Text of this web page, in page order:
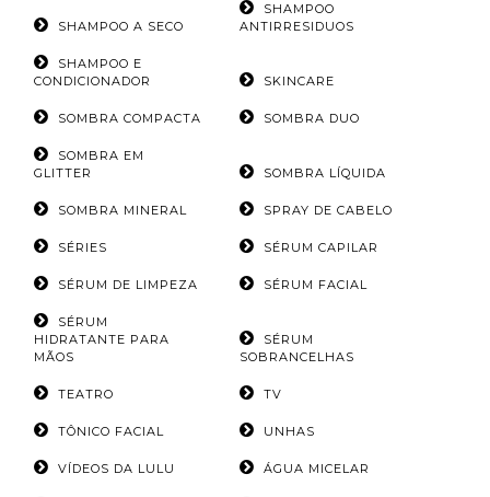
SHAMPOO A SECO
SHAMPOO
ANTIRRESIDUOS
SHAMPOO E
CONDICIONADOR
SKINCARE
SOMBRA COMPACTA SOMBRA DUO
SOMBRA EM
GLITTER
SOMBRA LÍQUIDA
SOMBRA MINERAL SPRAY DE CABELO
SÉRIES SÉRUM CAPILAR
SÉRUM DE LIMPEZA SÉRUM FACIAL
SÉRUM
HIDRATANTE PARA
MÃOS
SÉRUM
SOBRANCELHAS
TEATRO TV
TÔNICO FACIAL UNHAS
VÍDEOS DA LULU ÁGUA MICELAR